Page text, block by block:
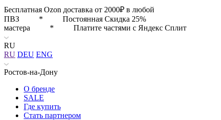
Бесплатная Ozon доставка от 2000₽ в любой
ПВЗ * Постоянная Скидка 25%
мастера * Платите частями с Яндекс Сплит
RU
RU DEU ENG
Ростов-на-Дону
О бренде
SALE
Где купить
Стать партнером